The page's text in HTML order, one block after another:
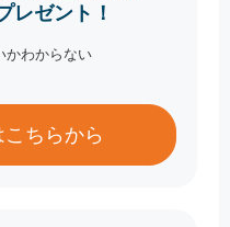
レゼント！
かわからない
ちらから